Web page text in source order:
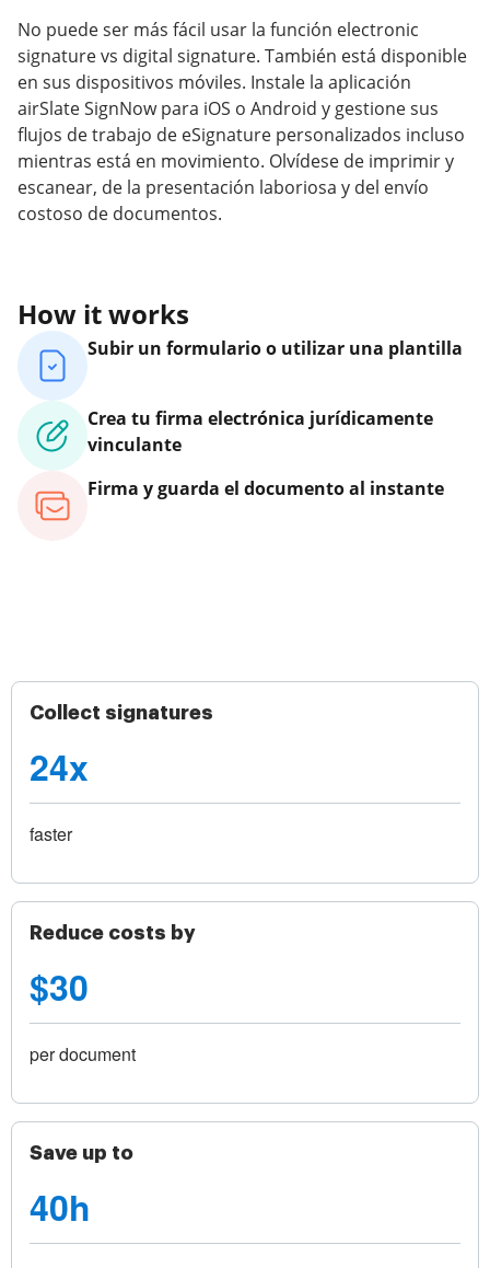
No puede ser más fácil usar la función electronic
signature vs digital signature. También está disponible
en sus dispositivos móviles. Instale la aplicación
airSlate SignNow para iOS o Android y gestione sus
flujos de trabajo de eSignature personalizados incluso
mientras está en movimiento. Olvídese de imprimir y
escanear, de la presentación laboriosa y del envío
costoso de documentos.
How it works
Subir un formulario o utilizar una plantilla
Crea tu firma electrónica jurídicamente
vinculante
Firma y guarda el documento al instante
Collect signatures
24x
faster
Reduce costs by
$30
per document
Save up to
40h